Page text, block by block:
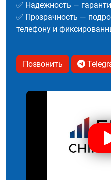
✅ Надежность —
✅ Прозрачность —
телефону и
Позвонить